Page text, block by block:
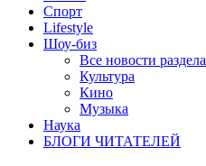
Спорт
Lifestyle
Шоу-биз
Все новости раздела
Культура
Кино
Музыка
Наука
БЛОГИ ЧИТАТЕЛЕЙ